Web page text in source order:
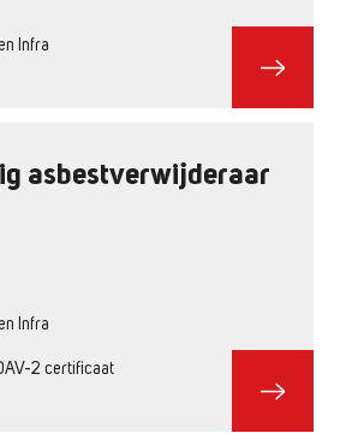
Infra
asbestverwijderaar
Infra
2 certificaat